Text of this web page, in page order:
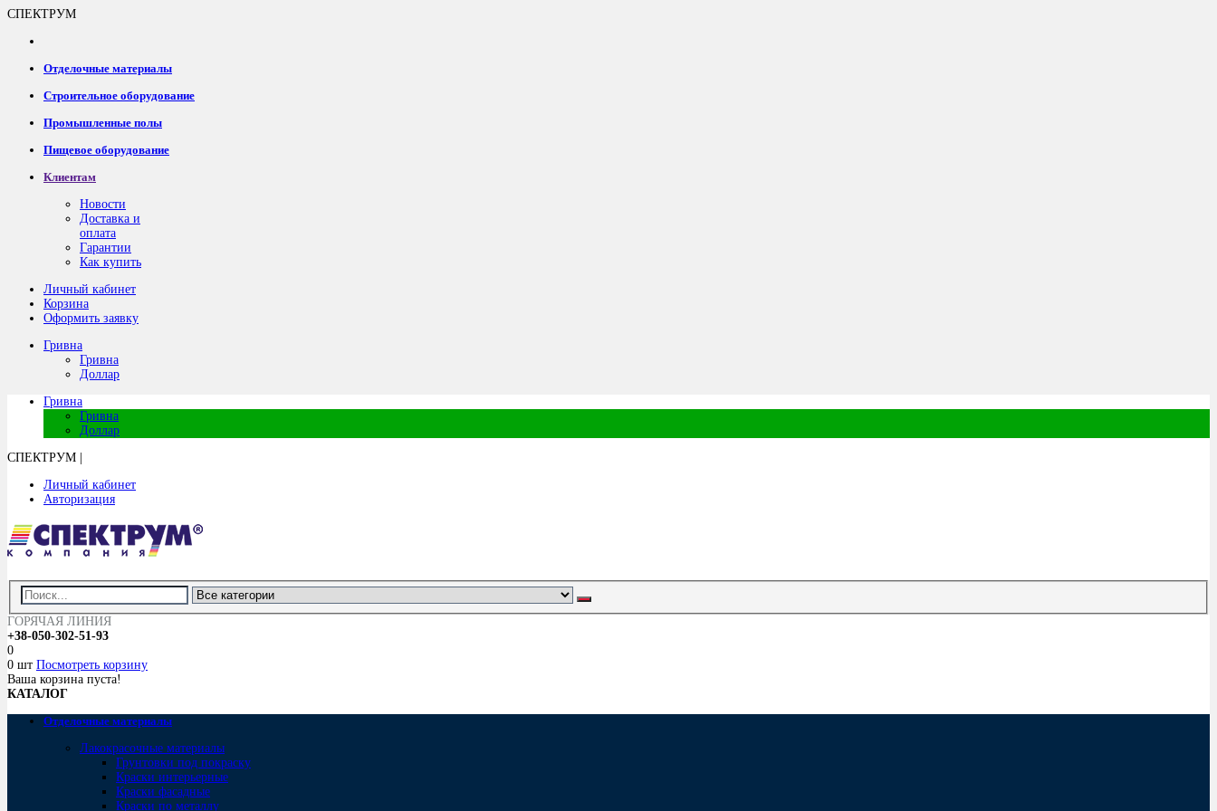
СПЕКТРУМ
Отделочные материалы
Строительное оборудование
Промышленные полы
Пищевое оборудование
Клиентам
Новости
Доставка и
оплата
Гарантии
Как купить
Личный кабинет
Корзина
Оформить заявку
Гривна
Гривна
Доллар
Гривна
Гривна
Доллар
СПЕКТРУМ
Личный кабинет
Авторизация
ГОРЯЧАЯ ЛИНИЯ
+38-050-302-51-93
0
0 шт Посмотреть корзину
Ваша корзина пуста!
КАТАЛОГ
Отделочные материалы
Лакокрасочные материалы
Грунтовки под покраску
Краски интерьерные
Краски фасадные
Краски по металлу